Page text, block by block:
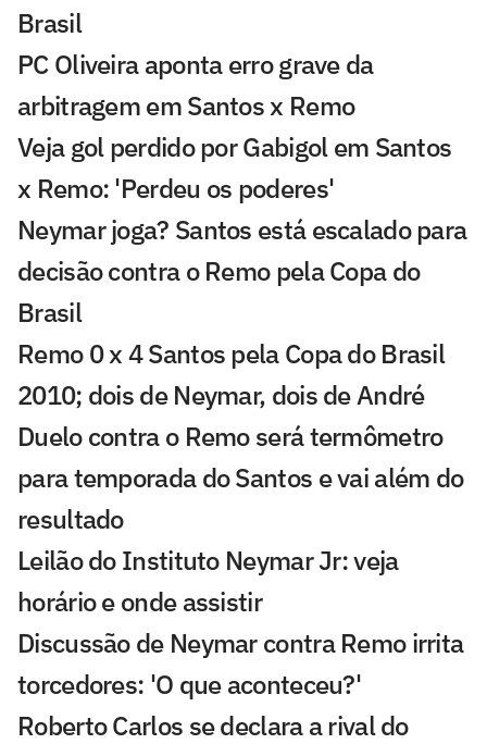
Brasil
PC Oliveira aponta erro grave da
arbitragem em Santos x Remo
Veja gol perdido por Gabigol em Santos
x Remo: 'Perdeu os poderes'
Neymar joga? Santos está escalado para
decisão contra o Remo pela Copa do
Brasil
Remo 0 x 4 Santos pela Copa do Brasil
2010; dois de Neymar, dois de André
Duelo contra o Remo será termômetro
para temporada do Santos e vai além do
resultado
Leilão do Instituto Neymar Jr: veja
horário e onde assistir
Discussão de Neymar contra Remo irrita
torcedores: 'O que aconteceu?'
Roberto Carlos se declara a rival do